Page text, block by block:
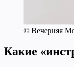
© Вечерняя
Какие